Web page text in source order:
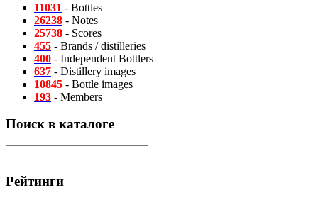
11031 - Bottles
26238 - Notes
25738 - Scores
455 - Brands / distilleries
400 - Independent Bottlers
637 - Distillery images
10845 - Bottle images
193 - Members
Поиск в каталоге
Рейтинги